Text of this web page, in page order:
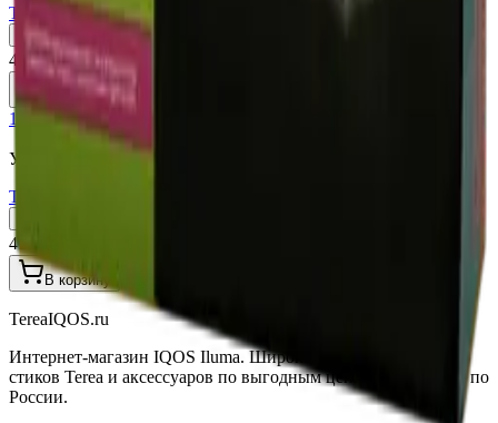
Terea Yellow UZB
Пачка
410 ₽
В корзину
18+ Мне исполнилось 18 лет
Узбекистан (Юж. Корея)
Terea Zing Wave UZB
410 ₽
В корзину
TereaIQOS.ru
Интернет-магазин IQOS Iluma. Широкий выбор устройств,
стиков Terea и аксессуаров по выгодным ценам с доставкой по
России.